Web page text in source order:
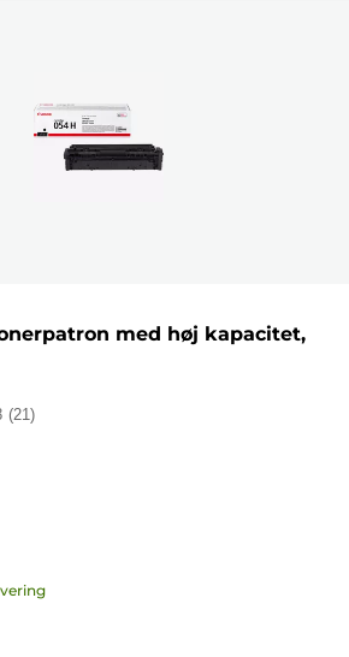
med høj kapacitet,
(21)